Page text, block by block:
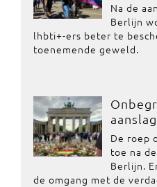
Na de
Berlijn
lhbti+-ers beter te
toenemende geweld.
De roep
toe na
Berlijn.
de omgang met de